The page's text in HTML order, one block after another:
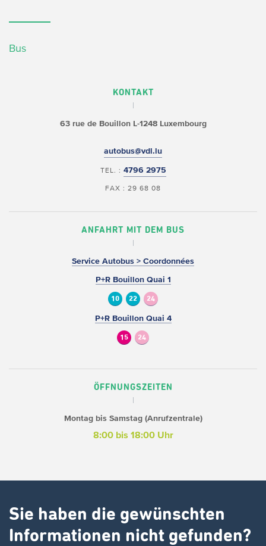
Bus
KONTAKT
63 rue de BouillonL-1248 Luxembourg
autobus@vdl.lu
TEL. : 4796 2975
FAX : 29 68 08
ANFAHRT MIT DEM BUS
Service Autobus > Coordonnées
P+R Bouillon Quai 1
10 22 24
P+R Bouillon Quai 4
15 24
ÖFFNUNGSZEITEN
Montag bis Samstag (Anrufzentrale)
8:00 bis 18:00 Uhr
Sie haben die gewünschten
Informationen nicht gefunden?